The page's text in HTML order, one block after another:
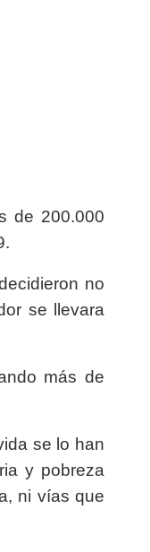
de 200.000
no
se llevara
más de
se lo han
y pobreza
ni vías que